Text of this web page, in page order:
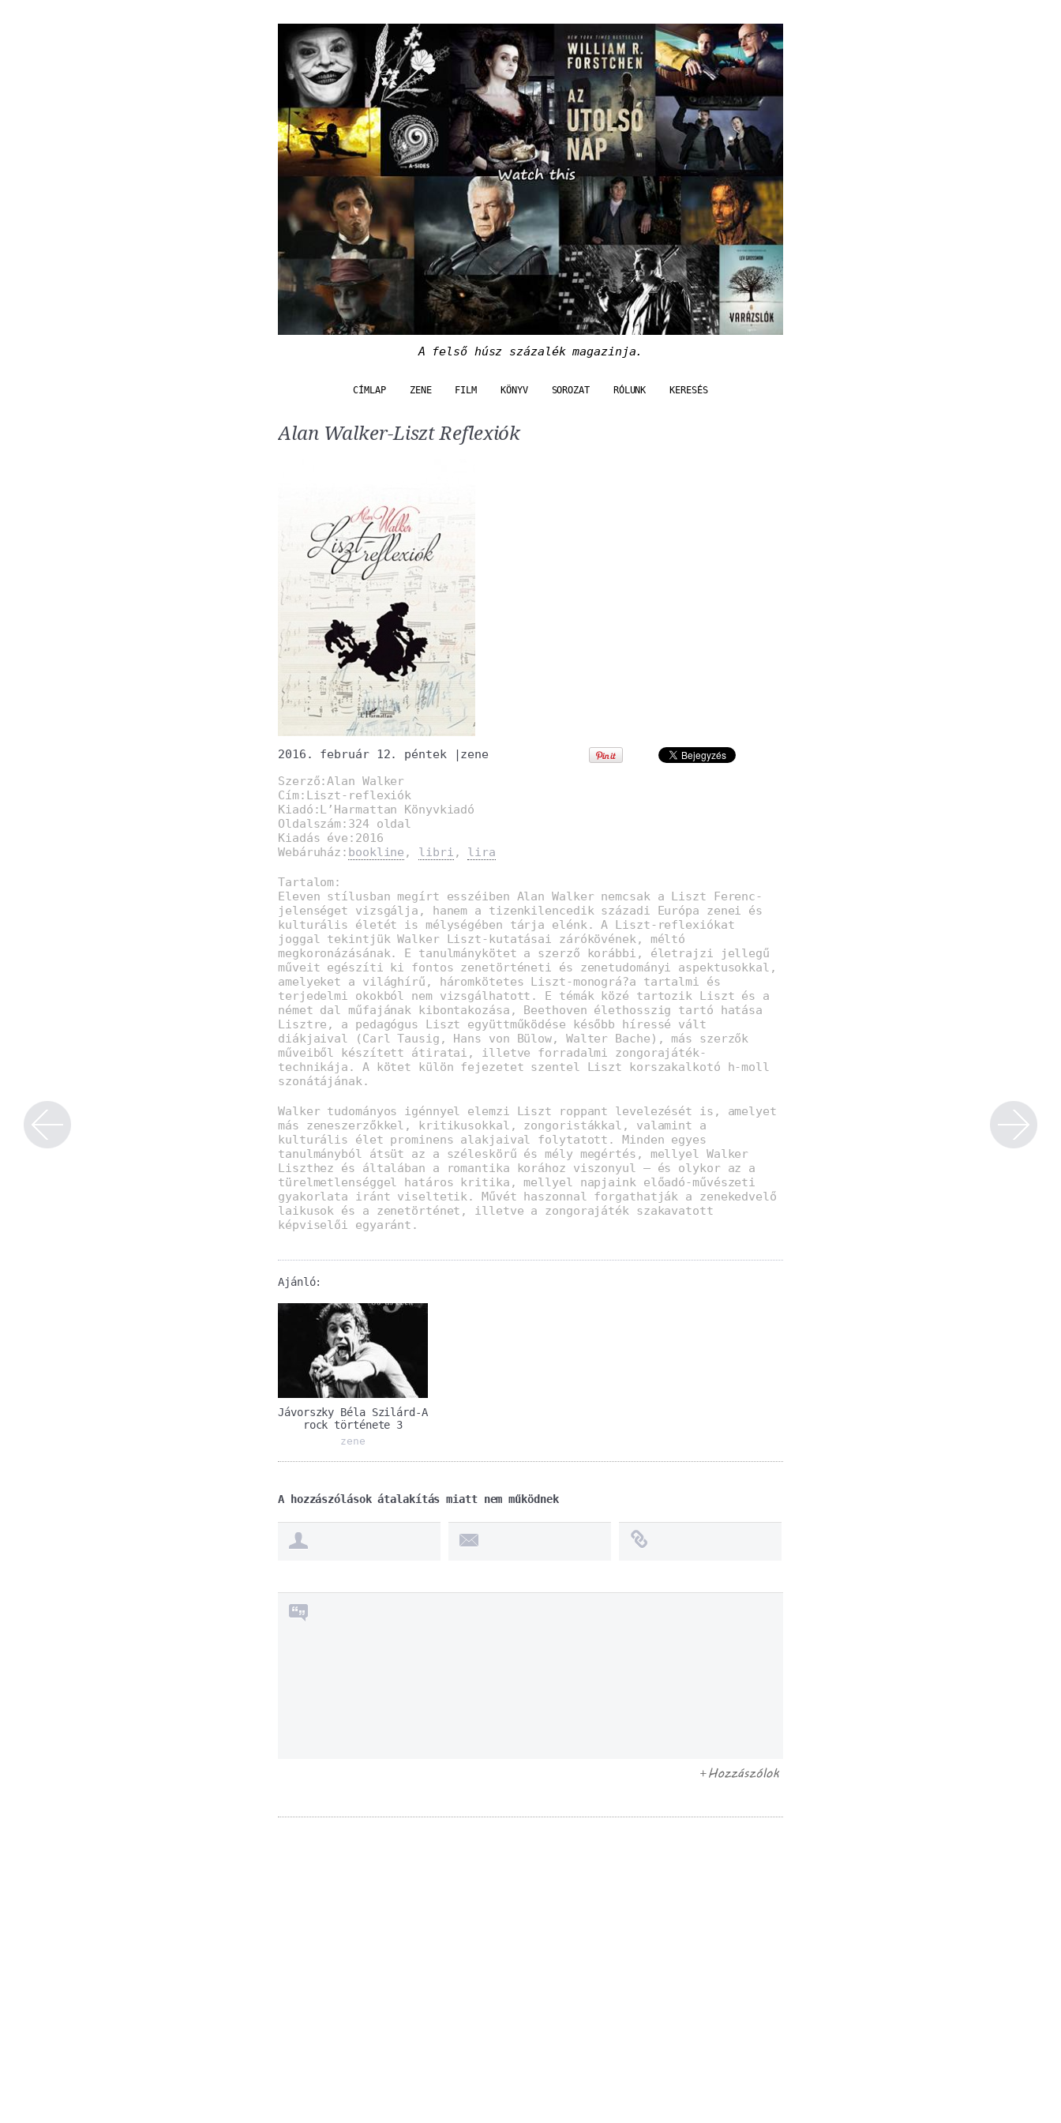
A felső húsz százalék magazinja.
CÍMLAP ZENE FILM KÖNYV SOROZAT RÓLUNK KERESÉS
Alan Walker-Liszt Reflexiók
2016. február 12. péntek|zene
Szerző:Alan Walker
Cím:Liszt-reflexiók
Kiadó:L’Harmattan Könyvkiadó
Oldalszám:324 oldal
Kiadás éve:2016
Webáruház: bookline , libri , lira
Tartalom:
Eleven stílusban megírt esszéiben Alan Walker nemcsak a Liszt Ferenc-
jelenséget vizsgálja, hanem a tizenkilencedik századi Európa zenei és
kulturális életét is mélységében tárja elénk. A Liszt-reflexiókat
joggal tekintjük Walker Liszt-kutatásai zárókövének, méltó
megkoronázásának. E tanulmánykötet a szerző korábbi, életrajzi jellegű
műveit egészíti ki fontos zenetörténeti és zenetudományi aspektusokkal,
amelyeket a világhírű, háromkötetes Liszt-monográ?a tartalmi és
terjedelmi okokból nem vizsgálhatott. E témák közé tartozik Liszt és a
német dal műfajának kibontakozása, Beethoven élethosszig tartó hatása
Lisztre, a pedagógus Liszt együttműködése később híressé vált
diákjaival (Carl Tausig, Hans von Bülow, Walter Bache), más szerzők
műveiből készített átiratai, illetve forradalmi zongorajáték-
technikája. A kötet külön fejezetet szentel Liszt korszakalkotó h-moll
szonátájának.
Walker tudományos igénnyel elemzi Liszt roppant levelezését is, amelyet
más zeneszerzőkkel, kritikusokkal, zongoristákkal, valamint a
kulturális élet prominens alakjaival folytatott. Minden egyes
tanulmányból átsüt az a széleskörű és mély megértés, mellyel Walker
Liszthez és általában a romantika korához viszonyul – és olykor az a
türelmetlenséggel határos kritika, mellyel napjaink előadó-művészeti
gyakorlata iránt viseltetik. Művét haszonnal forgathatják a zenekedvelő
laikusok és a zenetörténet, illetve a zongorajáték szakavatott
képviselői egyaránt.
Ajánló:
Jávorszky Béla Szilárd-A
rock története 3
zene
A hozzászólások átalakítás miatt nem működnek